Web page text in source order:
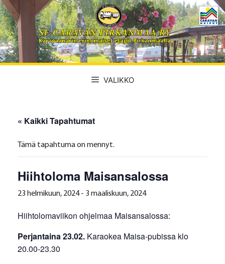
Siirry
sisältöön
VALIKKO
« Kaikki Tapahtumat
Tämä tapahtuma on mennyt.
Hiihtoloma Maisansalossa
23 helmikuun, 2024- 3 maaliskuun, 2024
Hiihtolomaviikon ohjelmaa Maisansalossa:
Perjantaina 23.02. Karaokea Maisa-pubissa klo
20.00-23.30